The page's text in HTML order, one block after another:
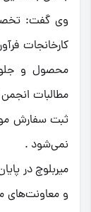
وی گفت:
کارخانجات
محصول و
مطالبات
ثبت سفارش
نمى‌شود .
میربلوچ در
و معاونت‌های